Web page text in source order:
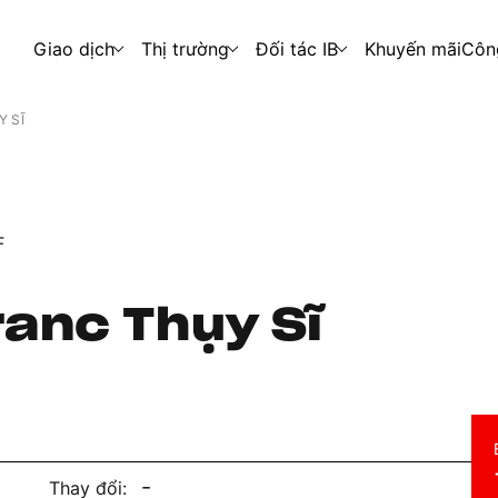
Giao dịch Thị trường Đối tác IB Khuyến mãi
SĨ
Thụy Sĩ
Thay đổi: -